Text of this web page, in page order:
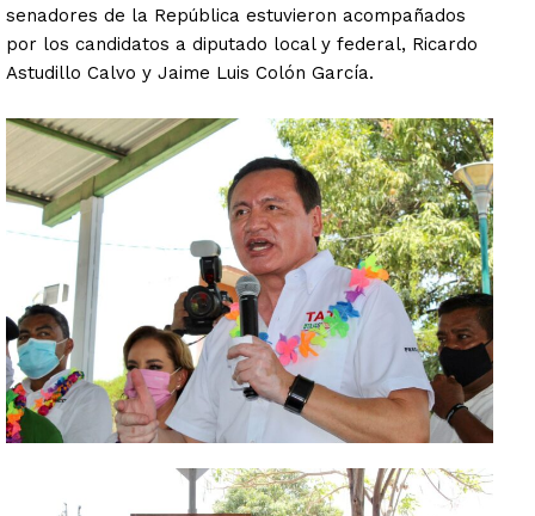
senadores de la República estuvieron acompañados
por los candidatos a diputado local y federal, Ricardo
Astudillo Calvo y Jaime Luis Colón García.